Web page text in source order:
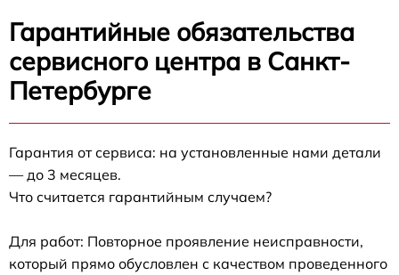
Гарантийные обязательства
сервисного центра в Санкт-
Петербурге
Гарантия от сервиса: на установленные нами детали
— до 3 месяцев.
Что считается гарантийным случаем?
Для работ: Повторное проявление неисправности,
который прямо обусловлен с качеством проведенного